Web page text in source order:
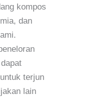
kompos
dan
terjun
lain